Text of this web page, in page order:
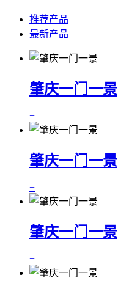
推荐产品
最新产品
肇庆一门一景
+
肇庆一门一景
+
肇庆一门一景
+